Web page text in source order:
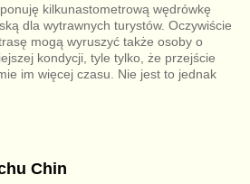
kilkunastometrową wędrówkę
dla wytrawnych turystów. Oczywiście
mogą wyruszyć także osoby o
kondycji, tyle tylko, że przejście
im więcej czasu. Nie jest to jednak
Chin